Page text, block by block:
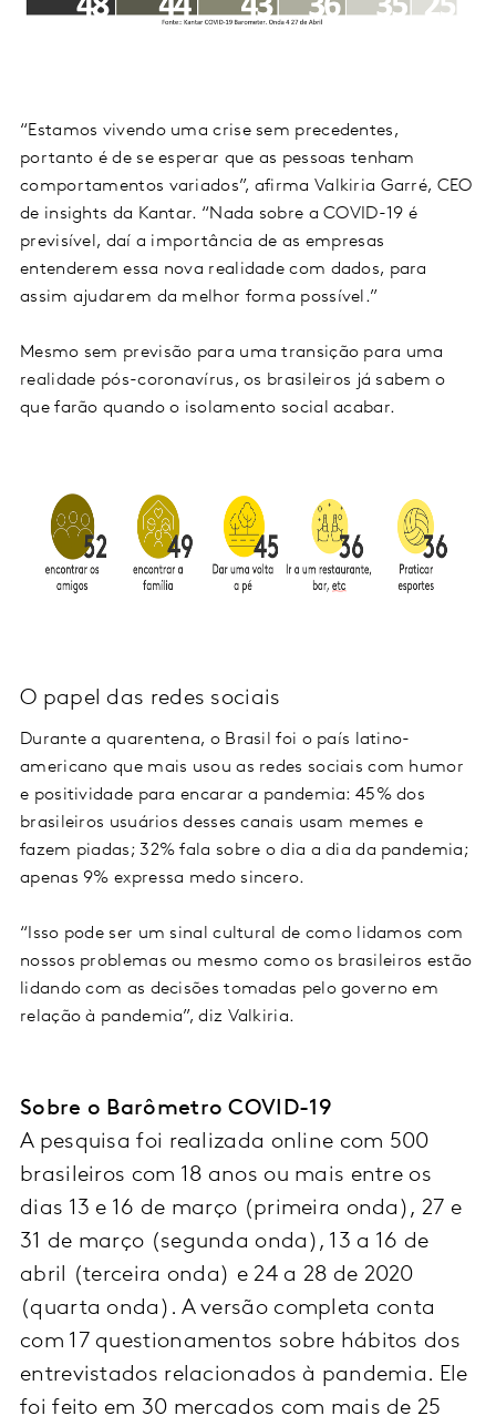
“Estamos vivendo uma crise sem precedentes,
portanto é de se esperar que as pessoas tenham
comportamentos variados”, afirma Valkiria Garré, CEO
de insights da Kantar. “Nada sobre a COVID-19 é
previsível, daí a importância de as empresas
entenderem essa nova realidade com dados, para
assim ajudarem da melhor forma possível.”
Mesmo sem previsão para uma transição para uma
realidade pós-coronavírus, os brasileiros já sabem o
que farão quando o isolamento social acabar.
O papel das redes sociais
Durante a quarentena, o Brasil foi o país latino-
americano que mais usou as redes sociais com humor
e positividade para encarar a pandemia: 45% dos
brasileiros usuários desses canais usam memes e
fazem piadas; 32% fala sobre o dia a dia da pandemia;
apenas 9% expressa medo sincero.
“Isso pode ser um sinal cultural de como lidamos com
nossos problemas ou mesmo como os brasileiros estão
lidando com as decisões tomadas pelo governo em
relação à pandemia”, diz Valkiria.
Sobre o Barômetro COVID-19
A pesquisa foi realizada online com 500
brasileiros com 18 anos ou mais entre os
dias 13 e 16 de março (primeira onda), 27 e
31 de março (segunda onda), 13 a 16 de
abril (terceira onda) e 24 a 28 de 2020
(quarta onda). A versão completa conta
com 17 questionamentos sobre hábitos dos
entrevistados relacionados à pandemia. Ele
foi feito em 30 mercados com mais de 25